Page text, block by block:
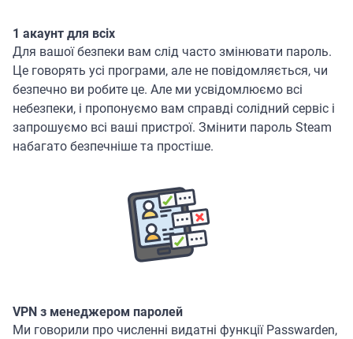
1 акаунт для всіх
Для вашої безпеки вам слід часто змінювати пароль.
Це говорять усі програми, але не повідомляється, чи
безпечно ви робите це. Але ми усвідомлюємо всі
небезпеки, і пропонуємо вам справді солідний сервіс і
запрошуємо всі ваші пристрої. Змінити пароль Steam
набагато безпечніше та простіше.
VPN з менеджером паролей
Ми говорили про численні видатні функції Passwarden,